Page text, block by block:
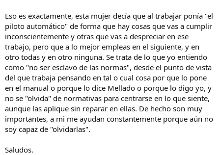
Eso es exactamente, esta mujer decía que al trabajar ponía "el
piloto automático" de forma que hay cosas que vas a cumplir
inconscientemente y otras que vas a despreciar en ese
trabajo, pero que a lo mejor empleas en el siguiente, y en
otro todas y en otro ninguna. Se trata de lo que yo entiendo
como "no ser esclavo de las normas", desde el punto de vista
del que trabaja pensando en tal o cual cosa por que lo pone
en el manual o porque lo dice Mellado o porque lo digo yo, y
no se "olvida" de normativas para centrarse en lo que siente,
aunque las aplique sin reparar en ellas. De hecho son muy
importantes, a mi me ayudan constantemente porque aún no
soy capaz de "olvidarlas".
Saludos.